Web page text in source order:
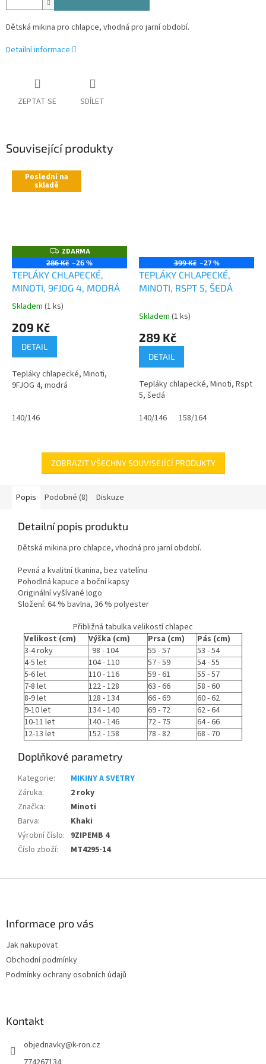
Dětská mikina pro chlapce, vhodná pro jarní období.
Detailní informace
ZEPTAT SE SDÍLET
Související produkty
Poslední na
skladě
Z
D
A
R
M
A
ZDARMA
286 Kč –26 %
TEPLÁKY CHLAPECKÉ,
MINOTI, 9FJOG 4, MODRÁ
Průměrné
produktu
5
hvězdiček.
Skladem (1 ks)
209 Kč
DETAIL
Tepláky chlapecké, Minoti,
9FJOG 4, modrá
140/146
399 Kč –27 %
TEPLÁKY CHLAPECKÉ,
MINOTI, RSPT 5, ŠEDÁ
Skladem (1 ks)
289 Kč
DETAIL
Tepláky chlapecké, Minoti, Rspt
5, šedá
140/146
158/164
ZOBRAZIT VŠECHNY SOUVISEJÍCÍ PRODUKTY
Popis Podobné (8) Diskuze
Detailní popis produktu
Dětská mikina pro chlapce, vhodná pro jarní období.
Pevná a kvalitní tkanina, bez vatelínu
Pohodlná kapuce a boční kapsy
Originální vyšívané logo
Složení: 64 % bavlna, 36 % polyester
Přibližná tabulka velikostí chlapec
Velikost (cm)
Výška (cm) Prsa (cm)
Pás (cm)
3-4 roky
98 - 104 55 - 57
53 - 54
4-5 let
104 - 110 57 - 59
54 - 55
5-6 let
110 - 116 59 - 61
55 - 57
7-8 let
122 - 128 63 - 66
58 - 60
8-9 let
128 - 134 66 - 69
60 - 62
9-10 let
134 - 140 69 - 72
62 - 64
10-11 let
140 - 146 72 - 75
64 - 66
12-13 let
152 - 158 78 - 82 68 - 70
Doplňkové parametry
Kategorie:
MIKINY A SVETRY
Záruka:
2 roky
Značka:
Minoti
Barva:
Khaki
Výrobní číslo: 9ZIPEMB 4
Číslo zboží: MT4295-14
Informace pro vás
Jak nakupovat
Obchodní podmínky
Podmínky ochrany osobních údajů
Kontakt
objednavky@k-ron.cz